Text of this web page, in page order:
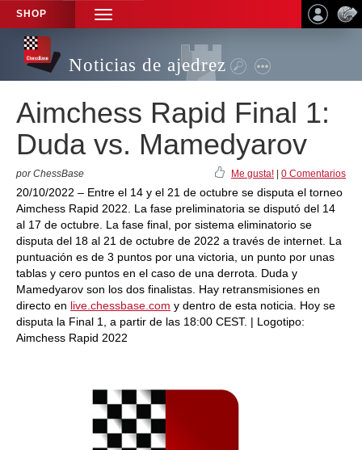
SHOP
TOGGLE
NAVIGATION
Noticias de ajedrez
Aimchess Rapid Final 1:
Duda vs. Mamedyarov
por ChessBase Me gusta! 0 Comentarios
20/10/2022 – Entre el 14 y el 21 de octubre se disputa el torneo
Aimchess Rapid 2022. La fase preliminatoria se disputó del 14
al 17 de octubre. La fase final, por sistema eliminatorio se
disputa del 18 al 21 de octubre de 2022 a través de internet. La
puntuación es de 3 puntos por una victoria, un punto por unas
tablas y cero puntos en el caso de una derrota. Duda y
Mamedyarov son los dos finalistas. Hay retransmisiones en
directo en live.chessbase.com y dentro de esta noticia. Hoy se
disputa la Final 1, a partir de las 18:00 CEST. | Logotipo:
Aimchess Rapid 2022